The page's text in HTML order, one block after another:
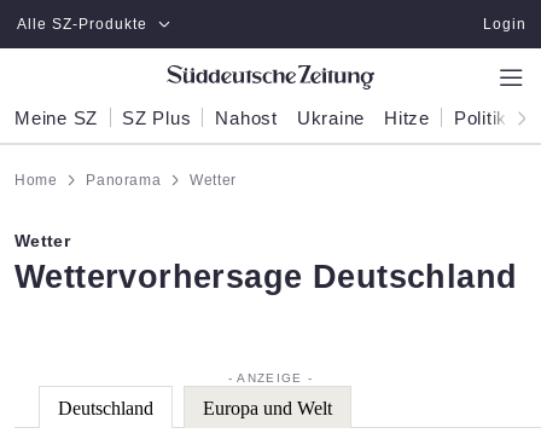
Zum Hauptinhalt springen
Alle SZ-Produkte Login
Meine SZ SZ Plus Nahost Ukraine Hitze Politik
Home Panorama Wetter
Wetter
:
Wettervorhersage Deutschland
Deutschland Europa und Welt